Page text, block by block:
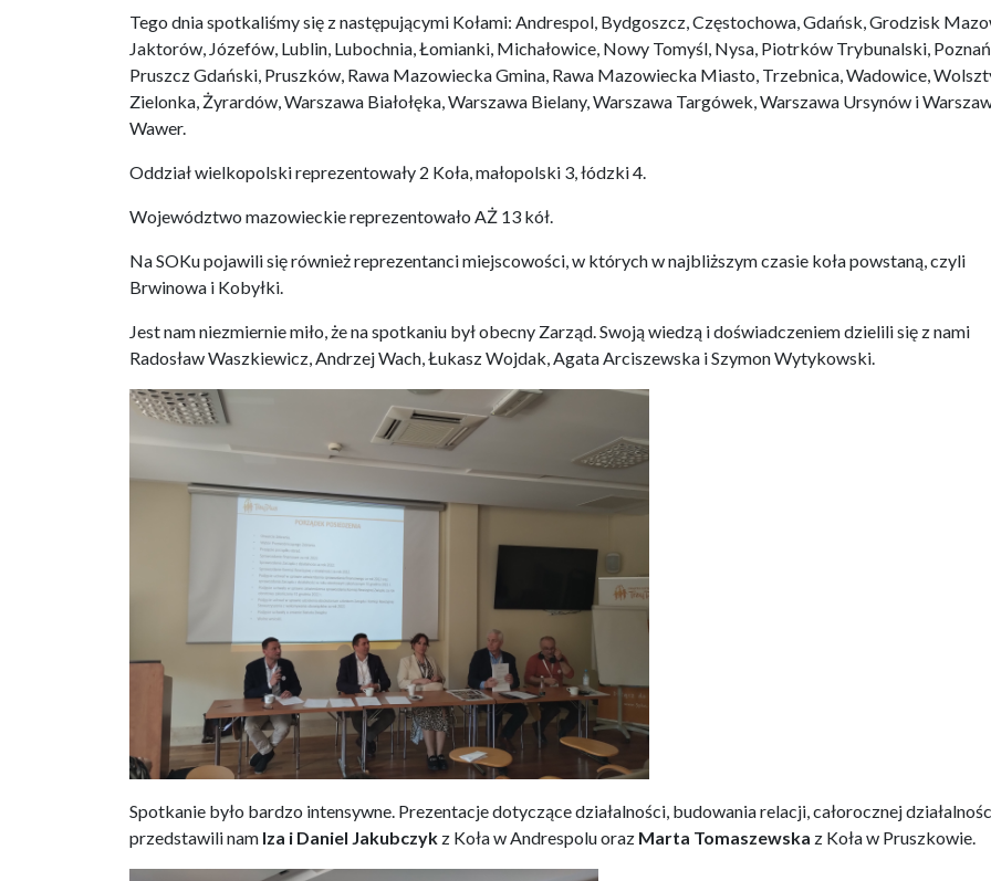
Tego dnia spotkaliśmy się z następującymi Kołami: Andrespol, Bydgoszcz, Częstochowa, Gdańsk, Grodzisk
Jaktorów, Józefów, Lublin, Lubochnia, Łomianki, Michałowice, Nowy Tomyśl, Nysa, Piotrków Trybunalski,
Pruszcz Gdański, Pruszków, Rawa Mazowiecka Gmina, Rawa Mazowiecka Miasto, Trzebnica, Wadowice,
Zielonka, Żyrardów, Warszawa Białołęka, Warszawa Bielany, Warszawa Targówek, Warszawa Ursynów i
Wawer.
Oddział wielkopolski reprezentowały 2 Koła, małopolski 3, łódzki 4.
Województwo mazowieckie reprezentowało AŻ 13 kół.
Na SOKu pojawili się również reprezentanci miejscowości, w których w najbliższym czasie koła powstaną, czyli
Brwinowa i Kobyłki.
Jest nam niezmiernie miło, że na spotkaniu był obecny Zarząd. Swoją wiedzą i doświadczeniem dzielili się z nami
Radosław Waszkiewicz, Andrzej Wach, Łukasz Wojdak, Agata Arciszewska i Szymon Wytykowski.
Spotkanie było bardzo intensywne. Prezentacje dotyczące działalności, budowania relacji, całorocznej
przedstawili nam Iza i Daniel Jakubczyk z Koła w Andrespolu oraz Marta Tomaszewska z Koła w Pruszkowie.